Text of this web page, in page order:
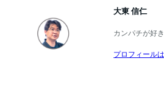
大東 信仁
カンパチが好き
プロフィール